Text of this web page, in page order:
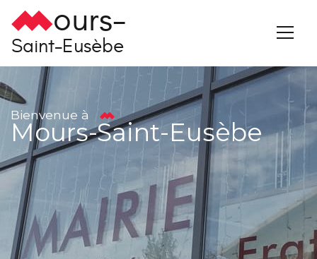
ours-
Saint-Eusèbe
Bienvenue à
Mours-Saint-Eusèbe